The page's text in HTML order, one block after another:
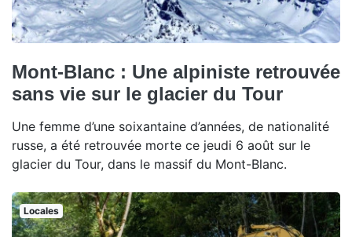
Mont-Blanc : Une alpiniste retrouvée
sans vie sur le glacier du Tour
Une femme d’une soixantaine d’années, de nationalité
russe, a été retrouvée morte ce jeudi 6 août sur le
glacier du Tour, dans le massif du Mont-Blanc.
Locales